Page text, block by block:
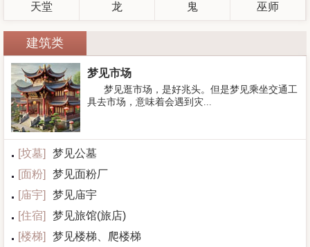
天堂 龙 鬼 巫师
建筑类
梦见市场
梦见逛市场，是好兆头。但是梦见乘坐交通工
具去市场，意味着会遇到灾...
[坟墓]
梦见公墓
[面粉]
梦见面粉厂
[庙宇]
梦见庙宇
[住宿]
梦见旅馆(旅店)
[楼梯] 梦见楼梯、爬楼梯